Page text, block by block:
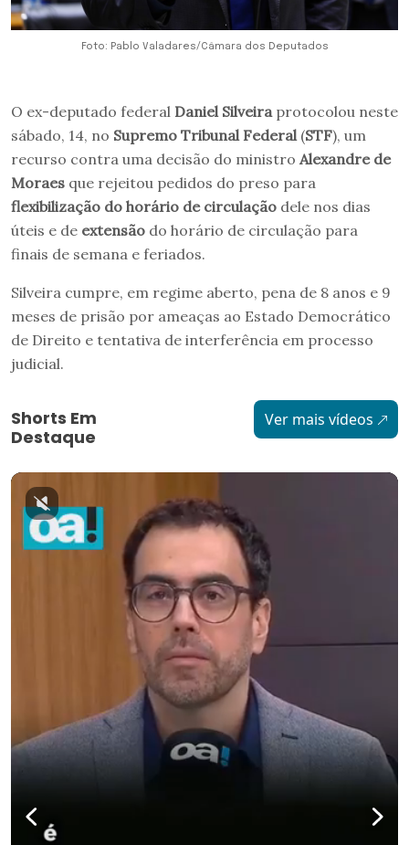
Foto: Pablo Valadares/Câmara dos Deputados
O ex-deputado federal Daniel Silveiraprotocolou neste
sábado, 14, no Supremo Tribunal Federal(STF), um
recurso contra uma decisão do ministro Alexandre de
Moraes que rejeitou pedidos do preso para
flexibilização do horário de circulação dele nos dias
úteis e de extensão do horário de circulação para
finais de semana e feriados.
Silveira cumpre, em regime aberto, pena de 8 anos e 9
meses de prisão por ameaças ao Estado Democrático
de Direito e tentativa de interferência em processo
judicial.
Shorts Em
Destaque
Ver mais vídeos